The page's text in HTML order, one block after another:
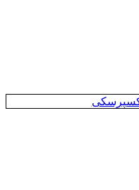
کسپرسکی